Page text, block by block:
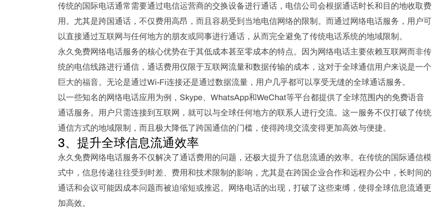
传统的国际电话通常需要通过电信运营商的交换设备进行通话，电信公司会根据通话时长和目的地收取费
用。尤其是跨国通话，不仅费用高昂，而且容易受到当地电信网络的限制。而通过网络电话服务，用户可
以直接通过互联网与任何地方的朋友或同事进行通话，从而完全避免了传统电话系统的地域限制。
永久免费网络电话服务的核心优势在于其低成本甚至零成本的特点。因为网络电话主要依赖互联网而非传
统的电信线路进行通信，通话费用仅限于互联网流量和数据传输的成本，这对于全球通信用户来说是一个
巨大的福音。无论是通过Wi-Fi连接还是通过数据流量，用户几乎都可以享受无缝的全球通话服务。
以一些知名的网络电话应用为例，Skype、WhatsApp和WeChat等平台都提供了全球范围内的免费语音
通话服务。用户只需连接到互联网，就可以与全球任何地方的联系人进行交流。这一服务不仅打破了传统
通信方式的地域限制，而且极大降低了跨国通信的门槛，使得跨境交流变得更加高效与便捷。
3、提升全球信息流通效率
永久免费网络电话服务不仅解决了通话费用的问题，还极大提升了信息流通的效率。在传统的国际通信模
式中，信息传递往往受到时差、费用和技术限制的影响，尤其是在跨国企业合作和远程办公中，长时间的
通话和会议可能因成本问题而被迫缩短或推迟。网络电话的出现，打破了这些束缚，使得全球信息流通更
加高效。